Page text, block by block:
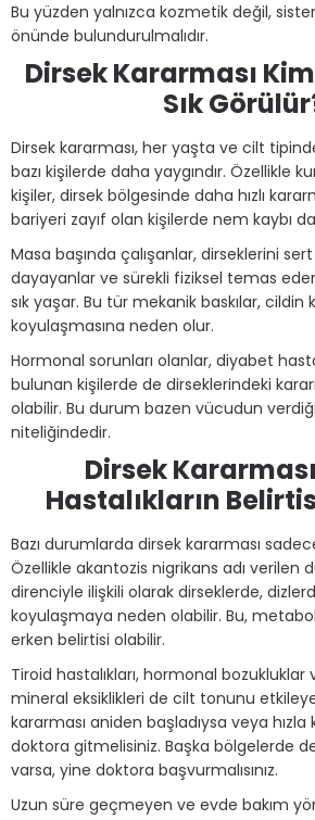
Bu yüzden yalnızca kozmetik değil,
önünde bulundurulmalıdır.
Dirsek Kararması
Sık
Dirsek kararması, her yaşta ve cilt
bazı kişilerde daha yaygındır. Özellikle
kişiler, dirsek bölgesinde daha hızlı
bariyeri zayıf olan kişilerde nem kaybı
Masa başında çalışanlar, dirseklerini
dayayanlar ve sürekli fiziksel temas
sık yaşar. Bu tür mekanik baskılar, cildin
koyulaşmasına neden olur.
Hormonal sorunları olanlar, diyabet
bulunan kişilerde de dirseklerindeki
olabilir. Bu durum bazen vücudun
niteliğindedir.
Dirsek
Hastalıkların
Bazı durumlarda dirsek kararması
Özellikle akantozis nigrikans adı verilen
direnciyle ilişkili olarak dirseklerde,
koyulaşmaya neden olabilir. Bu,
erken belirtisi olabilir.
Tiroid hastalıkları, hormonal
mineral eksiklikleri de cilt tonunu
kararması aniden başladıysa veya hızla
doktora gitmelisiniz. Başka bölgelerde
varsa, yine doktora başvurmalısınız.
Uzun süre geçmeyen ve evde bakım